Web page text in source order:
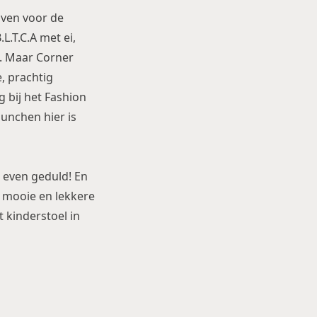
voor de
met ei,
Maar Corner
prachtig
bij het Fashion
hier is
geduld! En
en lekkere
kinderstoel in